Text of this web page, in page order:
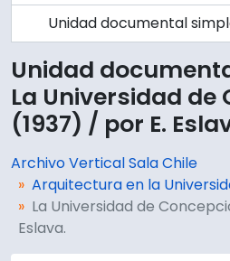
Unidad documental
Unidad
La Universidad de
(1937) / por E.
Archivo Vertical Sala Chile
Arquitectura en la
La Universidad de
Eslava.